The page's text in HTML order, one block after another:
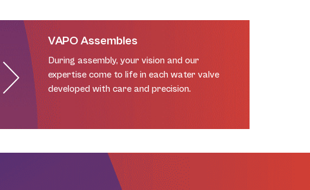
VAPO Assembles
During assembly, your vision and our
expertise come to life in each water valve
developed with care and precision.